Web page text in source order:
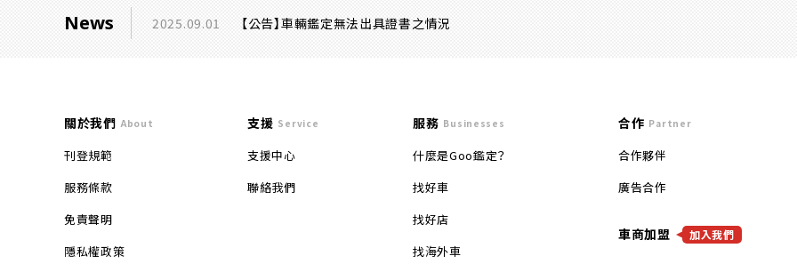
News 2025.09.01 【公告】車輛鑑定無法出具證書之情況
關於我們 About
刊登規範
服務條款
免責聲明
隱私權政策
支援 Service
支援中心
聯絡我們
服務 Businesses
什麼是Goo鑑定？
找好車
找好店
找海外車
合作 Partner
合作夥伴
廣告合作
車商加盟 加入我們